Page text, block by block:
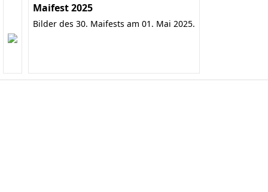
Maifest 2025
Bilder des 30. Maifests am 01. Mai 2025.